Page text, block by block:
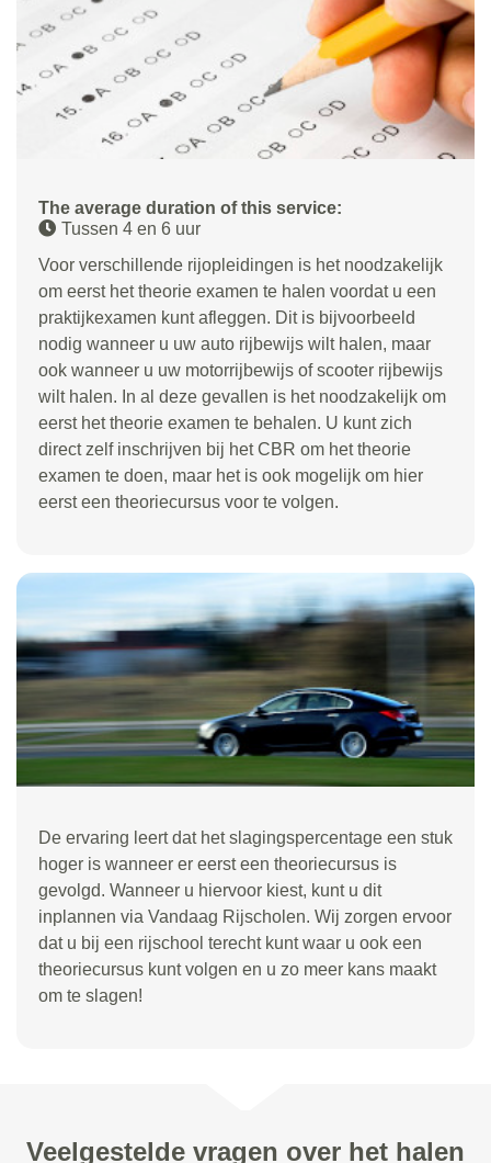
The average duration of this service:
Tussen 4 en 6 uur
Voor verschillende rijopleidingen is het noodzakelijk
om eerst het theorie examen te halen voordat u een
praktijkexamen kunt afleggen. Dit is bijvoorbeeld
nodig wanneer u uw auto rijbewijs wilt halen, maar
ook wanneer u uw motorrijbewijs of scooter rijbewijs
wilt halen. In al deze gevallen is het noodzakelijk om
eerst het theorie examen te behalen. U kunt zich
direct zelf inschrijven bij het CBR om het theorie
examen te doen, maar het is ook mogelijk om hier
eerst een theoriecursus voor te volgen.
De ervaring leert dat het slagingspercentage een stuk
hoger is wanneer er eerst een theoriecursus is
gevolgd. Wanneer u hiervoor kiest, kunt u dit
inplannen via Vandaag Rijscholen. Wij zorgen ervoor
dat u bij een rijschool terecht kunt waar u ook een
theoriecursus kunt volgen en u zo meer kans maakt
om te slagen!
Veelgestelde vragen over het halen